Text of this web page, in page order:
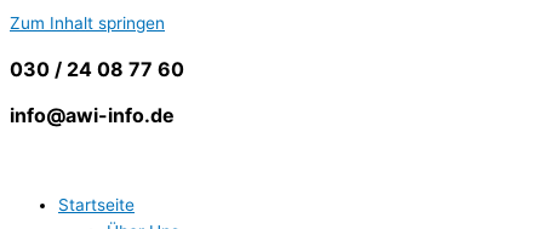
Zum Inhalt springen
030 / 24 08 77 60
info@awi-info.de
Startseite